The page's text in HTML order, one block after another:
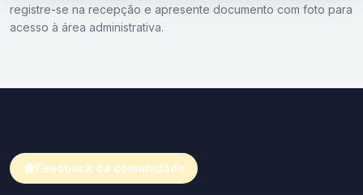
registre-se na recepção e apresente documento com foto para
acesso à área administrativa.
Feedback da comunidade